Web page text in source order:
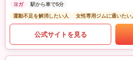
ヨガ
駅から車で5分
運動不足を解消したい人
女性専用ジムに通いたい
公式サイトを見る